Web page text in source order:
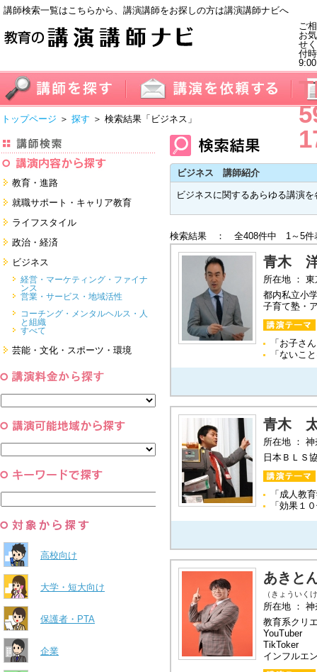
講師検索一覧はこちらから、講演講師をお探しの方は講演講師ナビへ
ご
お
せ
付
トップページ ＞ 探す ＞ 検索結果 「ビジネス」
教育・進路
進学・受験
教員・保護者
すべて
就職サポート・キャリア教育
就職サポートツール対策
面接・ディスカッション・マナー
対策
ライフスタイル
健康・美容・女性・食育
看護・介護・ボランティア
家族・住まい・デザイン・マネー
モチベーション・経験・夢
すべて
政治・経済
国際
日本
すべて
ビジネス
経営・マーケティング・ファイナ
ンス
営業・サービス・地域活性
コーチング・メンタルヘルス・人
と組織
すべて
芸能・文化・スポーツ・環境
スポーツ
すべて
高校向け
大学・短大向け
保護者・PTA
企業
ビジネス 講師紹介
ビジネスに関するあらゆる講演
検索結果 ： 全408件中 1～5件
青木
所在地 ：
都内私立小
子育て塾・
「お子さ
「ないこ
青木
所在地 ：
日本ＢＬＳ
「成人教
「効果１
あきと
（きょういく
所在地 ：
教育系クリ
YouTuber
TikToker
インフルエ